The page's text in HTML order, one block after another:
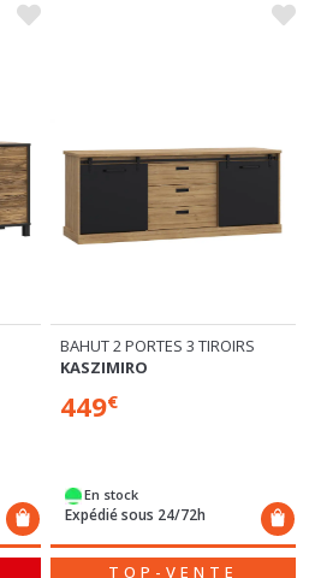
BAHUT 2 PORTES 3 TIROIRS
KASZIMIRO
449€
En stock
Expédié sous 24/72h
TOP-VENTE